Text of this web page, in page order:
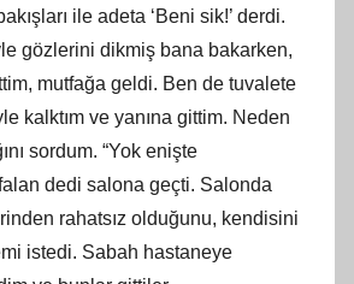
ile adeta ‘Beni sik!’ derdi.
gözlerini dikmiş bana bakarken,
mutfağa geldi. Ben de tuvalete
kalktım ve yanına gittim. Neden
sordum. “Yok enişte
dedi salona geçti. Salonda
rahatsız olduğunu, kendisini
istedi. Sabah hastaneye